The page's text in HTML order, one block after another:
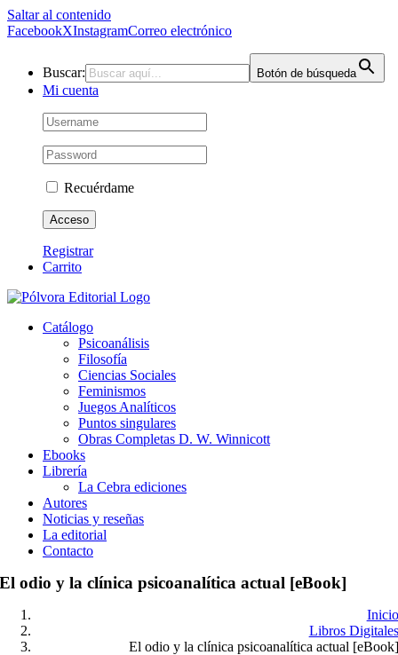
Saltar al contenido
FacebookXInstagramCorreo electrónico
Buscar: Botón de búsqueda
Mi cuenta
Recuérdame
Registrar
Carrito
Catálogo
Psicoanálisis
Filosofía
Ciencias Sociales
Feminismos
Juegos Analíticos
Puntos singulares
Obras Completas D. W. Winnicott
Ebooks
Librería
La Cebra ediciones
Autores
Noticias y reseñas
La editorial
Contacto
El odio y la clínica psicoanalítica actual [eBook]
Inicio
Libros Digitales
El odio y la clínica psicoanalítica actual [eBook]